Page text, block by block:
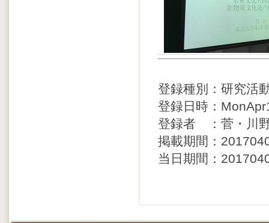
登録種別：研究活
登録日時：
登録者 ：菅・川
掲載期間：
当日期間：